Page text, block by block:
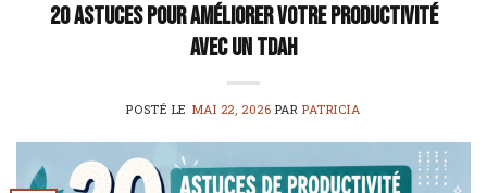
20 astuces pour améliorer votre productivité
avec un TDAH
POSTÉ LE MAI 22, 2026 PARPATRICIA